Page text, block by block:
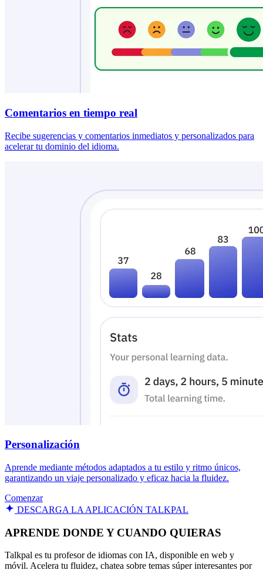
Comentarios en tiempo real
Recibe sugerencias y comentarios inmediatos y personalizados para
acelerar tu dominio del idioma.
Personalización
Aprende mediante métodos adaptados a tu estilo y ritmo únicos,
garantizando un viaje personalizado y eficaz hacia la fluidez.
Comenzar
DESCARGA LA APLICACIÓN TALKPAL
APRENDE DONDE Y CUANDO QUIERAS
Talkpal es tu profesor de idiomas con IA, disponible en web y
móvil. Acelera tu fluidez, chatea sobre temas súper interesantes por